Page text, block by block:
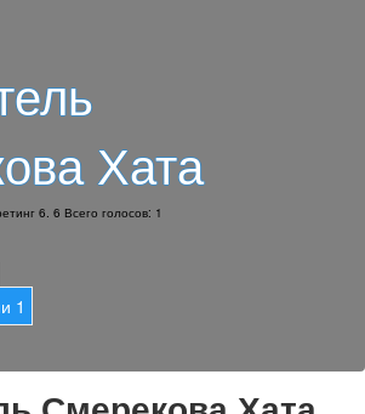
Хата
6. 6 Всего голосов: 1
1